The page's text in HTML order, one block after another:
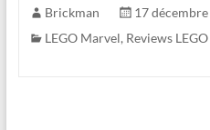
Brickman
17
LEGO Marvel, Reviews LEGO